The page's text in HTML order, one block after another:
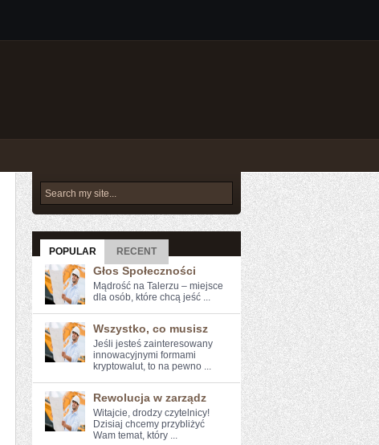
POPULAR RECENT
Głos Społeczności
Mądrość na Talerzu – miejsce
dla osób, które chcą jeść ...
Wszystko, co musisz
Jeśli jesteś⁤ zainteresowany
⁢innowacyjnymi‍ formami
kryptowalut, to na⁣ pewno ...
Rewolucja w zarządz
Witajcie, drodzy czytelnicy!
Dzisiaj chcemy ‌przybliżyć
Wam temat, który ...